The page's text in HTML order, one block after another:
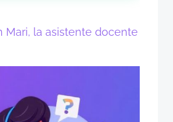
Mari, la asistente docente